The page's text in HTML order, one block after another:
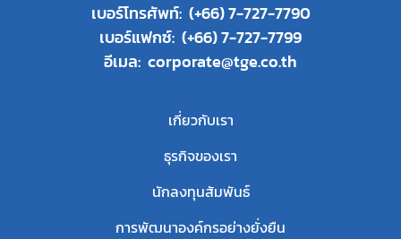
เบอร์โทรศัพท์: (+66) 7-727-7790
เบอร์แฟกซ์: (+66) 7-727-7799
อีเมล: corporate@tge.co.th
เกี่ยวกับเรา
ธุรกิจของเรา
นักลงทุนสัมพันธ์
การพัฒนาองค์กรอย่างยั่งยืน